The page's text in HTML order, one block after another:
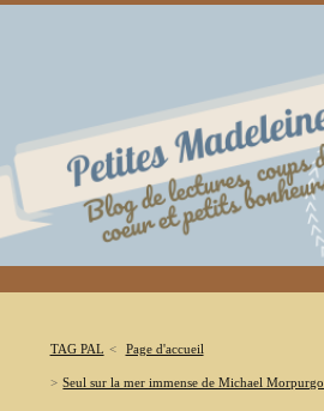
TAG PAL Page d'accueil
Seul sur la mer immense de Michael Morpurgo